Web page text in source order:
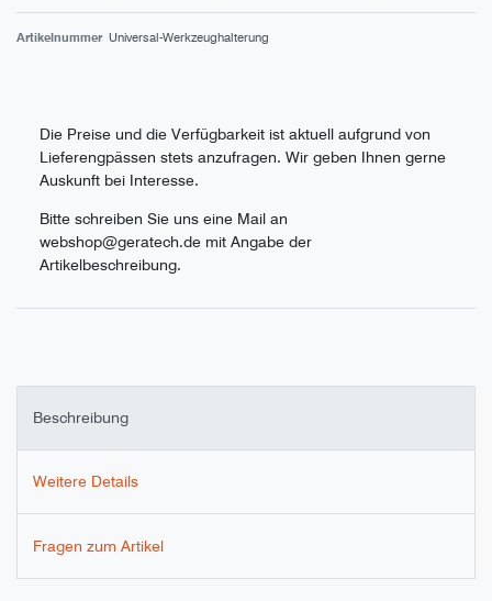
Artikelnummer Universal-Werkzeughalterung
Die Preise und die Verfügbarkeit ist aktuell aufgrund von
Lieferengpässen stets anzufragen. Wir geben Ihnen gerne
Auskunft bei Interesse.
Bitte schreiben Sie uns eine Mail an
webshop@geratech.de mit Angabe der
Artikelbeschreibung.
Beschreibung
Weitere Details
Fragen zum Artikel